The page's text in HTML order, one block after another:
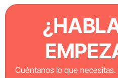
Cuéntanos lo que